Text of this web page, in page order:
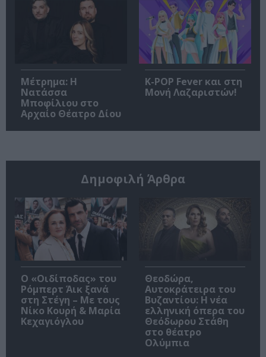
Μέτρημα: Η
Νατάσσα
Μποφίλιου στο
Αρχαίο Θέατρο Δίου
K-POP Fever και στη
Μονή Λαζαριστών!
Δημοφιλή Άρθρα
O «Οιδίποδας» του
Ρόμπερτ Άικ ξανά
στη Στέγη – Με τους
Νίκο Κουρή & Μαρία
Κεχαγιόγλου
Θεοδώρα,
Αυτοκράτειρα του
Βυζαντίου: Η νέα
ελληνική όπερα του
Θεόδωρου Στάθη
στο θέατρο
Ολύμπια